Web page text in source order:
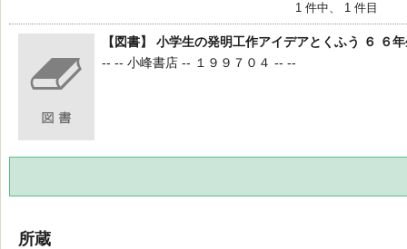
1 件中、 1 件目
【図書】 小学生の発明工作アイデアとくふう ６ ６
-- -- 小峰書店 -- １９９７０４ -- --
所蔵